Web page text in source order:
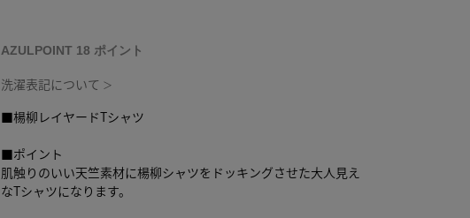
AZULPOINT 18 ポイント
洗濯表記について ＞
■楊柳レイヤードTシャツ
■ポイント
肌触りのいい天竺素材に楊柳シャツをドッキングさせた大人見え
なTシャツになります。